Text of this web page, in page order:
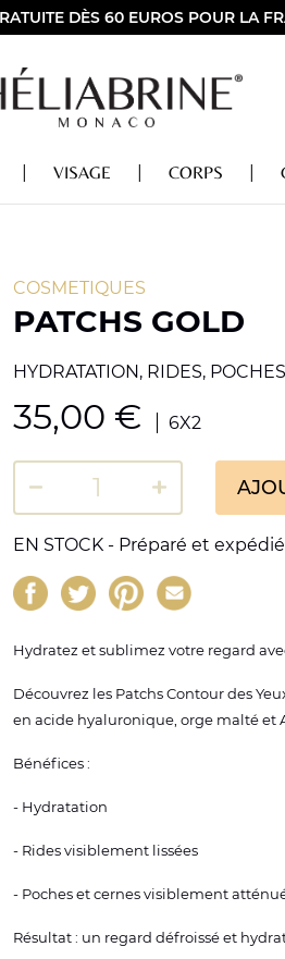
DÈS 60 EUROS POUR LA
VISAGE CORPS
PATCHS GOLD
COSMETIQUES
HYDRATATION, RIDES,
35,00 € 6X2
EN STOCK - Préparé et
Hydratez et sublimez votre regard
Découvrez les Patchs Contour des
en acide hyaluronique, orge malté et
Bénéfices :
- Hydratation
- Rides visiblement lissées
- Poches et cernes visiblement
Résultat : un regard défroissé et